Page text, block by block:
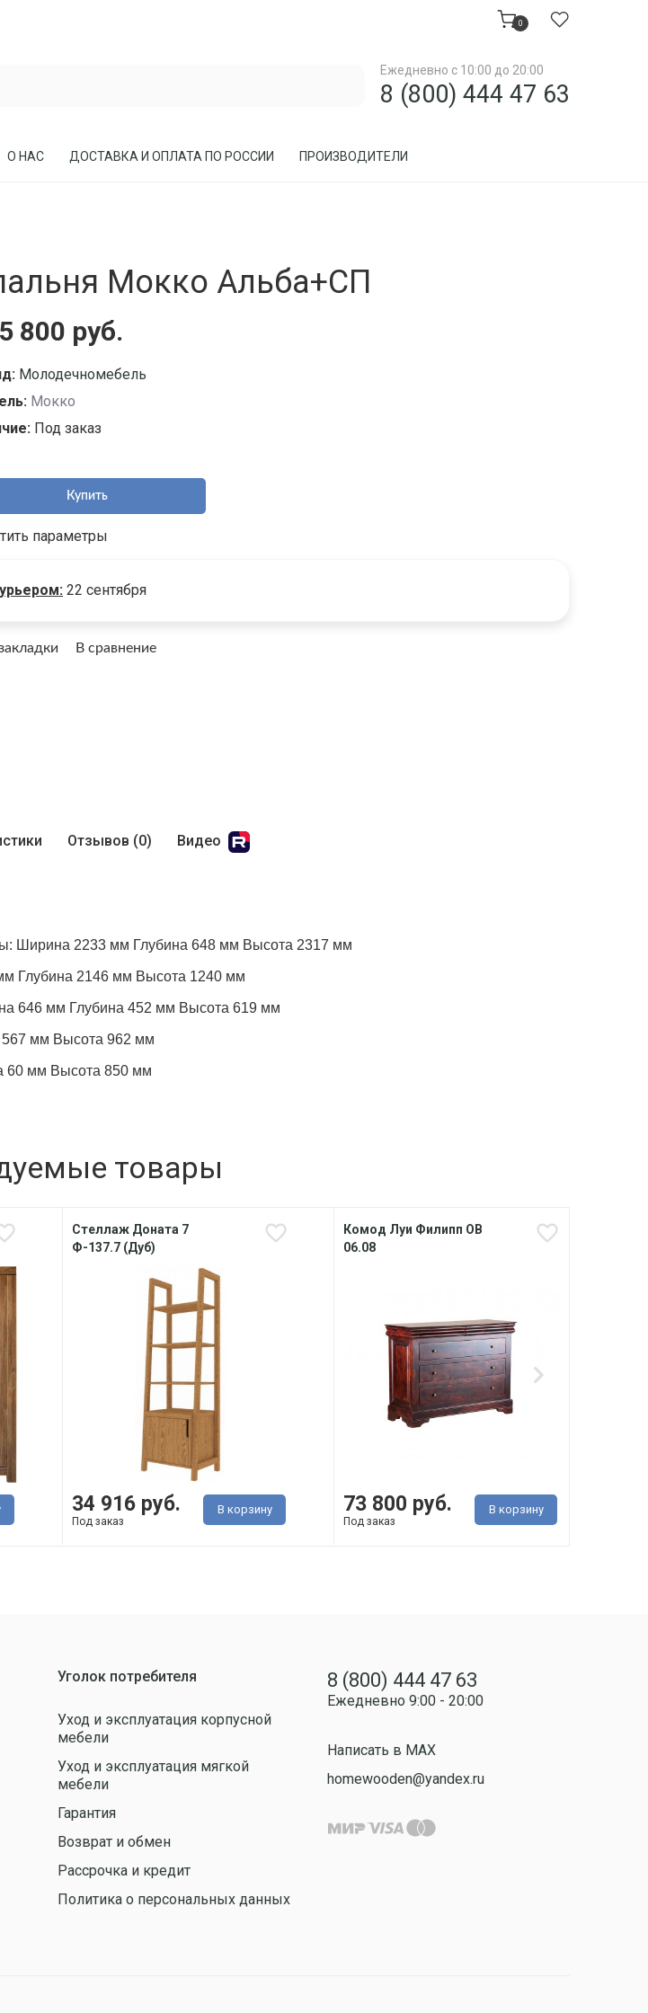
0
Ежедневно с 10:00 до 20:00
8 (800) 444 47 63
КАБИНЕТЫ, БИБЛИОТЕКИ
МАТРАСЫ
МЕБЕЛЬ ИЗ РОТАНГА
О НАС ДОСТАВКА И ОПЛАТА ПО РОССИИ ПРОИЗВОДИТЕЛИ
Мокко Альба+СП
800 руб.
Молодечномебель
Мокко
Под заказ
Купить
параметры
22 сентября
В сравнение
Отзывов (0) Видео
Ширина 2233 мм Глубина 648 мм Высота 2317 мм
Глубина 2146 мм Высота 1240 мм
646 мм Глубина 452 мм Высота 619 мм
мм Высота 962 мм
60 мм Высота 850 мм
товары
Стеллаж Доната 7
Ф-137.7 (Дуб)
34 916 руб.
Под заказ
В корзину
Комод Луи Филипп ОВ
06.08
73 800 руб.
Под заказ
В корзину
Уголок потребителя
Уход и эксплуатация корпусной
мебели
Уход и эксплуатация мягкой
мебели
Гарантия
Возврат и обмен
Рассрочка и кредит
Политика о персональных данных
8 (800) 444 47 63
Ежедневно 9:00 - 20:00
Написать в MAX
homewooden@yandex.ru